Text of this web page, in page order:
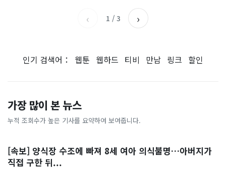
‹ 1 / 3 ›
인기 검색어： 웹툰 웹하드 티비 만남 링크 할인
가장 많이 본 뉴스
누적 조회수가 높은 기사를 요약하여 보여줍니다.
[속보] 양식장 수조에 빠져 8세 여아 의식불명…아버지가
직접 구한 뒤...